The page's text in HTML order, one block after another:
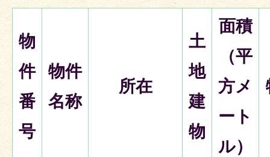
物
件
番
号
物件
名称
所在
土
地
建
物
面積
（平
方メ
ート
ル）